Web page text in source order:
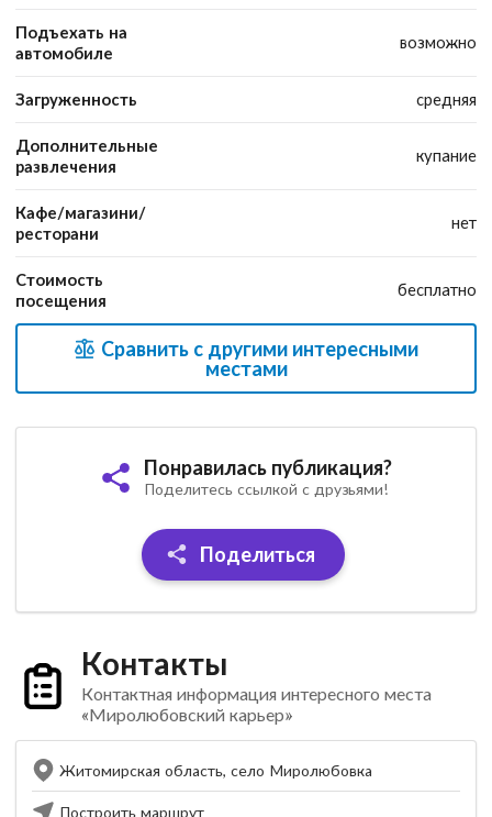
Подъехать на
автомобиле
возможно
Загруженность средняя
Дополнительные
развлечения
купание
Кафе/магазини/
ресторани
нет
Стоимость
посещения
бесплатно
Сравнить с другими интересными
местами
Понравилась публикация?
Поделитесь ссылкой с друзьями!
Поделиться
Контакты
Контактная информация интересного места
«Миролюбовский карьер»
Житомирская область, село Миролюбовка
Построить маршрут